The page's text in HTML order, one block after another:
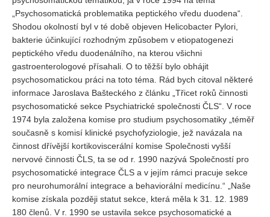
„Psychosomatická problematika peptického vředu duodena“.
Shodou okolností byl v té době objeven Helicobacter Pylori,
bakterie účinkující rozhodným způsobem v etiopatogenezi
peptického vředu duodenálního, na kterou všichni
gastroenterologové přísahali. O to těžší bylo obhájit
psychosomatickou práci na toto téma. Rád bych citoval některé
informace Jaroslava Bašteckého z článku „Třicet roků činnosti
psychosomatické sekce Psychiatrické společnosti ČLS“. V roce
1974 byla založena komise pro studium psychosomatiky „téměř
současně s komisí klinické psychofyziologie, jež navázala na
činnost dřívější kortikoviscerální komise Společnosti vyšší
nervové činnosti ČLS, ta se od r. 1990 nazývá Společností pro
psychosomatické integrace ČLS a v jejím rámci pracuje sekce
pro neurohumorální integrace a behaviorální medicínu.“ „Naše
komise získala později statut sekce, která měla k 31. 12. 1989
180 členů. V r. 1990 se ustavila sekce psychosomatické a